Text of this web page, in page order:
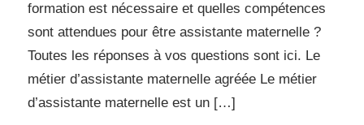
formation est nécessaire et quelles compétences
sont attendues pour être assistante maternelle ?
Toutes les réponses à vos questions sont ici. Le
métier d’assistante maternelle agréée Le métier
d’assistante maternelle est un […]